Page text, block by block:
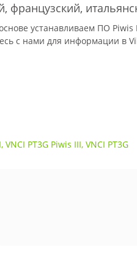
французский,
устанавливаем ПО
с нами для информации в
, VNCI PT3G Piwis III, VNCI PT3G